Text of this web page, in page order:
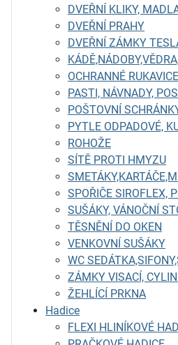
DVEŘNÍ KLIKY,
DVEŘNÍ PRAHY
DVEŘNÍ ZÁMKY
OCHRANNÉ
PASTI, NÁVNADY,
POŠTOVNÍ
PYTLE ODPADOVÉ,
ROHOŽE
SÍTĚ PROTI HMYZU
SPOŘIČE SIROFLEX,
SUŠÁKY, VÁNOČNÍ
TĚSNĚNÍ DO OKEN
VENKOVNÍ SUŠÁKY
WC
ZÁMKY VISACÍ,
ŽEHLÍCÍ PRKNA
Hadice
FLEXI HLINÍKOVÉ